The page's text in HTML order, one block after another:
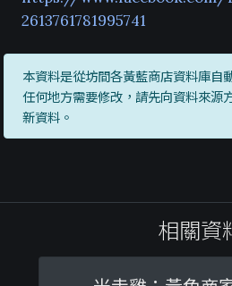
2613761781995741
本資料是從坊間各黃藍商店資料庫自
任何地方需要修改，請先向資料來源
新資料。
相關資